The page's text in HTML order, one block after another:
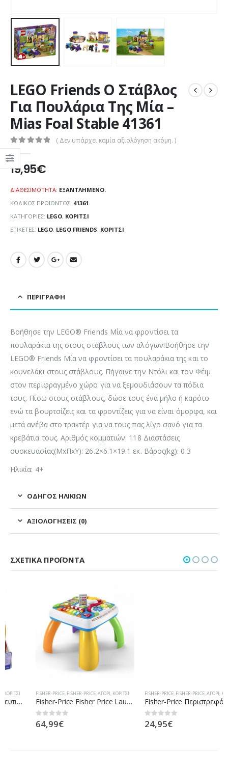
LEGO Friends Ο Στάβλος
Για Πουλάρια Της Μία –
Mias Foal Stable 41361
( Δεν υπάρχει καμία αξιολόγηση ακόμη. )
19,95€
ΔΙΑΘΕΣΙΜΌΤΗΤΑ: ΕΞΑΝΤΛΗΜΈΝΟ.
ΚΩΔΙΚΌΣ ΠΡΟΪΌΝΤΟΣ: 41361
ΚΑΤΗΓΟΡΊΕΣ: LEGO, ΚΟΡΊΤΣΙ
ΕΤΙΚΈΤΕΣ: LEGO, LEGO FRIENDS, ΚΟΡΊΤΣΙ
ΠΕΡΙΓΡΑΦΉ
Βοήθησε την LEGO® Friends Μία να φροντίσει τα
πουλαράκια της στους στάβλους των αλόγων!Βοήθησε την
LEGO® Friends Μία να φροντίσει τα πουλαράκια της και το
κουνελάκι στους στάβλους. Πήγαινε την Ντόλι και τον Φέιμ
στον περιφραγμένο χώρο για να ξεμουδιάσουν τα πόδια
τους. Πίσω στους στάβλους, δώσε τους ένα μήλο ή καρότο
ενώ τα βουρτσίζεις και τα φροντίζεις για να είναι όμορφα, και
μετά ανέβα στο τρακτέρ για να τους πας λίγο σανό για τα
κρεβάτια τους. Αριθμός κομματιών: 118 Διαστάσεις
συσκευασίας(ΜxΠxΥ): 26.2×6.1×19.1 εκ. Βάρος(kg): 0.3
Ηλικία: 4+
ΟΔΗΓΌΣ ΗΛΙΚΙΏΝ
ΑΞΙΟΛΟΓΉΣΕΙΣ (0)
ΣΧΕΤΙΚΆ ΠΡΟΪΌΝΤΑ
FISHER-PRICE,FISHER-PRICE,ΑΓΌΡΙ,ΚΟΡΊΤΣΙ
Fisher-Price Fisher Price Laugh And Learn Εκπαιδευτικό Τραπέζι DRH43
out of 5
€
FISHER-PRICE,FISHER-PRICE,ΑΓΌΡΙ,ΚΟΡΊΤΣΙ
Fisher-Price Περιστρεφόμενο 3 Σε 1 CHR11
out of 5
€